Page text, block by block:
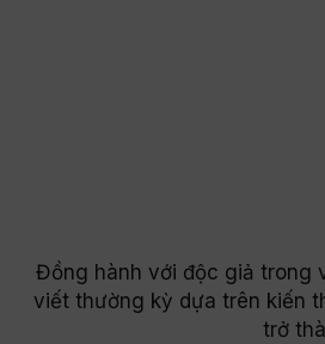
Đồng hành với độc giả trong
viết thường kỳ dựa trên kiến
trở